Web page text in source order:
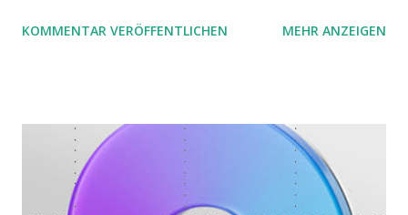
möchte. Darin habe ich zwei gute Begründungen gefunden,
KOMMENTAR VERÖFFENTLICHEN MEHR ANZEIGEN